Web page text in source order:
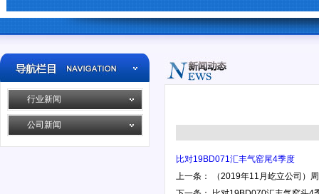
行业新闻
公司新闻
比对19BD071汇丰气窑尾4季度
上一条：
（2019年11月屹立公司）